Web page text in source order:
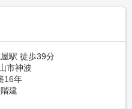
駅 徒歩39分
市神波
16年
建